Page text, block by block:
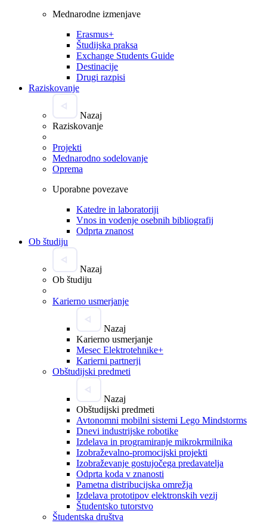
Mednarodne izmenjave
Erasmus+
Študijska praksa
Exchange Students Guide
Destinacije
Drugi razpisi
Raziskovanje
Nazaj
Raziskovanje
Projekti
Mednarodno sodelovanje
Oprema
Uporabne povezave
Katedre in laboratoriji
Vnos in vodenje osebnih bibliografij
Odprta znanost
Ob študiju
Nazaj
Ob študiju
Karierno usmerjanje
Nazaj
Karierno usmerjanje
Mesec Elektrotehnike+
Karierni partnerji
Obštudijski predmeti
Nazaj
Obštudijski predmeti
Avtonomni mobilni sistemi Lego Mindstorms
Dnevi industrijske robotike
Izdelava in programiranje mikrokrmilnika
Izobraževalno-promocijski projekti
Izobraževanje gostujočega predavatelja
Odprta koda v znanosti
Pametna distribucijska omrežja
Izdelava prototipov elektronskih vezij
Študentsko tutorstvo
Študentska društva